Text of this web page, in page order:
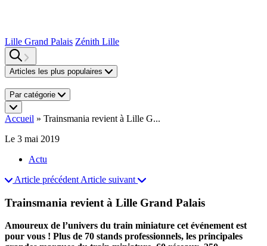
Lille Grand Palais Zénith Lille
Articles les plus populaires
Par catégorie
Accueil » Trainsmania revient à Lille G...
Le 3 mai 2019
Actu
Article précédent Article suivant
Trainsmania revient à Lille Grand Palais
Amoureux de l’univers du train miniature cet événement est
pour vous ! Plus de 70 stands professionnels, les principales